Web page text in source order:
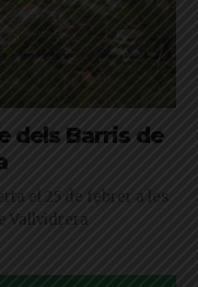
dels Barris de
el 25 de febrer a les
Vallvidrera